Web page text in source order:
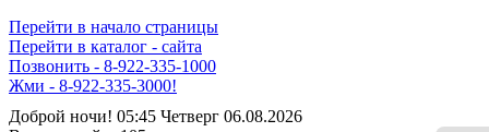
Перейти в начало страницы
Перейти в каталог - сайта
Позвонить - 8-922-335-1000
Жми - 8-922-335-3000!
Доброй ночи! 05:45 Четверг 06.08.2026